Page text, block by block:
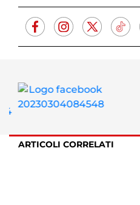
ARTICOLI CORRELATI